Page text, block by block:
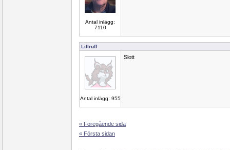
Antal inlägg:
7110
Lillruff
Antal inlägg: 955
Slott
« Föregående sida
« Första sidan